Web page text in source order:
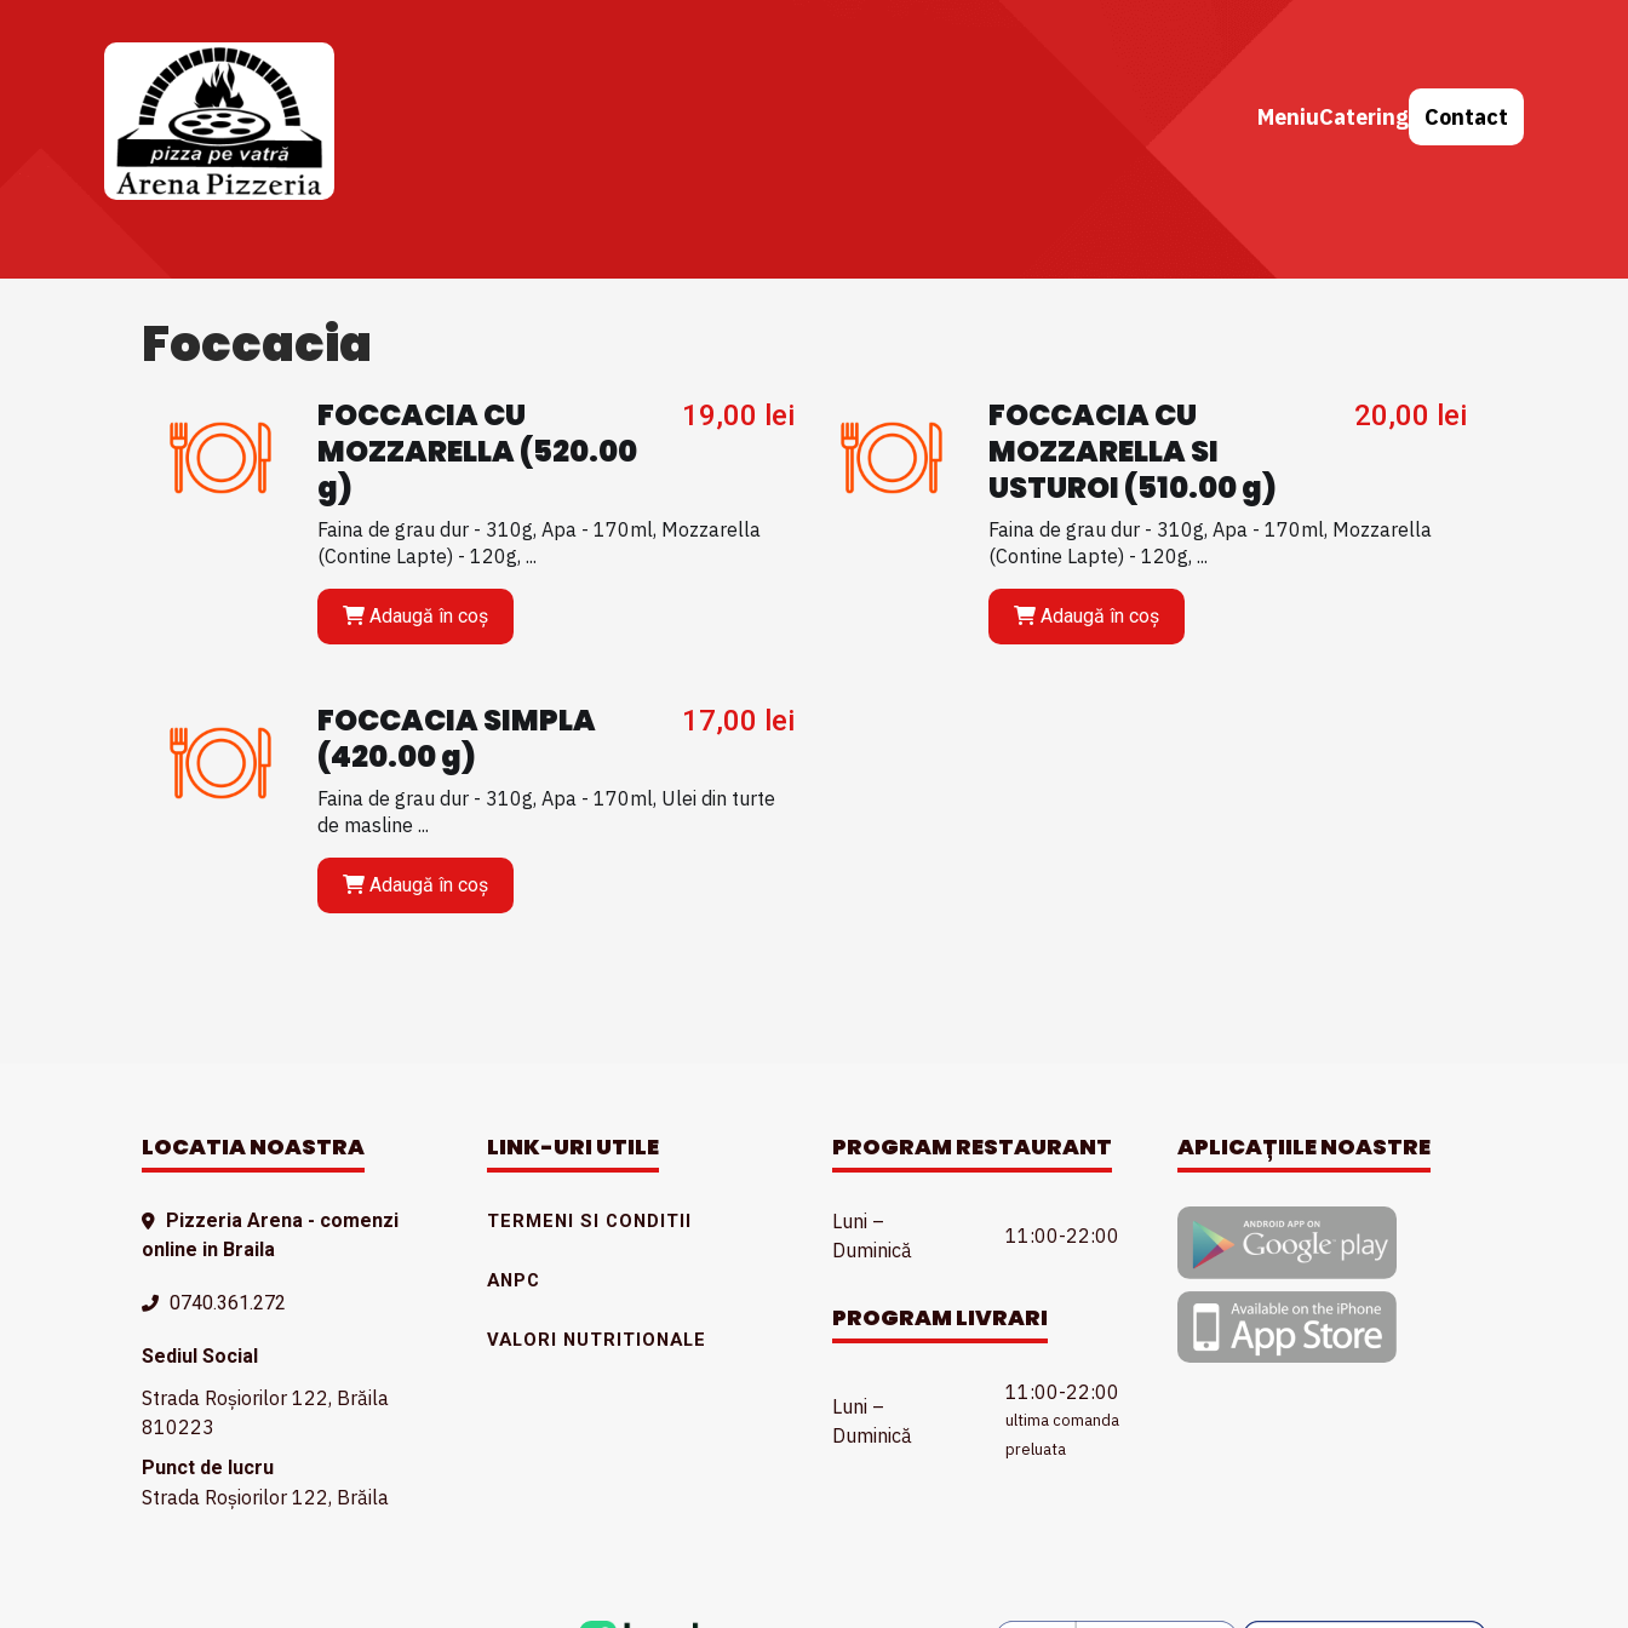
MeniuCatering Contact
Foccacia
FOCCACIA CU
MOZZARELLA (520.00
g)
19,00 lei
Faina de grau dur - 310g, Apa - 170ml, Mozzarella
(Contine Lapte) - 120g, ...
Adaugă în coș
FOCCACIA CU
MOZZARELLA SI
USTUROI (510.00 g)
20,00 lei
Faina de grau dur - 310g, Apa - 170ml, Mozzarella
(Contine Lapte) - 120g, ...
Adaugă în coș
FOCCACIA SIMPLA
(420.00 g)
17,00 lei
Faina de grau dur - 310g, Apa - 170ml, Ulei din turte
de masline ...
Adaugă în coș
LOCATIA NOASTRA
Pizzeria Arena - comenzi
online in Braila
0740.361.272
Sediul Social
Strada Roșiorilor 122, Brăila
810223
Punct de lucru
Strada Roșiorilor 122, Brăila
LINK-URI UTILE
TERMENI SI CONDITII
ANPC
VALORI NUTRITIONALE
PROGRAM RESTAURANT
Luni –
Duminică
11:00-22:00
PROGRAM LIVRARI
Luni –
Duminică
11:00-22:00
ultima comanda
preluata
APLICAȚIILE NOASTRE